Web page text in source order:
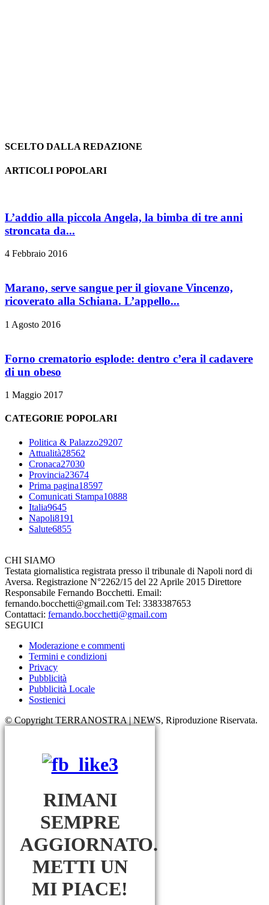
SCELTO DALLA REDAZIONE
ARTICOLI POPOLARI
L’addio alla piccola Angela, la bimba di tre anni
stroncata da...
4 Febbraio 2016
Marano, serve sangue per il giovane Vincenzo,
ricoverato alla Schiana. L’appello...
1 Agosto 2016
Forno crematorio esplode: dentro c’era il cadavere
di un obeso
1 Maggio 2017
CATEGORIE POPOLARI
Politica & Palazzo29207
Attualità28562
Cronaca27030
Provincia23674
Prima pagina18597
Comunicati Stampa10888
Italia9645
Napoli8191
Salute6855
CHI SIAMO
Testata giornalistica registrata presso il tribunale di Napoli nord di
Aversa. Registrazione N°2262/15 del 22 Aprile 2015 Direttore
Responsabile Fernando Bocchetti. Email:
fernando.bocchetti@gmail.com Tel: 3383387653
Contattaci: fernando.bocchetti@gmail.com
SEGUICI
Moderazione e commenti
Termini e condizioni
Privacy
Pubblicità
Pubblicità Locale
Sostienici
© Copyright TERRANOSTRA | NEWS, Riproduzione Riservata.
RIMANI
SEMPRE
AGGIORNATO.
METTI UN
MI PIACE!